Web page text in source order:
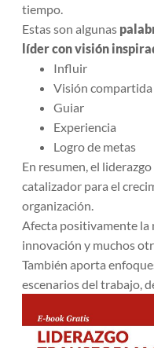
tiempo.
Estas son algunas
líder con visión
Influir
Visión compartida
Guiar
Experiencia
Logro de metas
En resumen, el
catalizador para el
organización.
Afecta positivamente la
innovación y muchos
También aporta
escenarios del trabajo,